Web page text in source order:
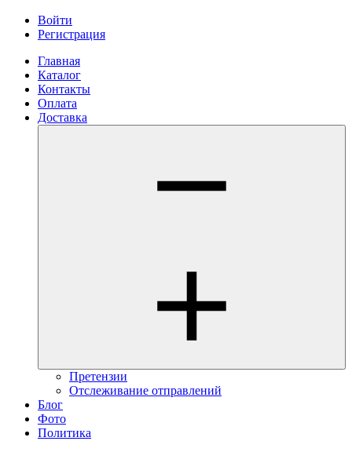
Войти
Регистрация
Главная
Каталог
Контакты
Оплата
Доставка
Претензии
Отслеживание отправлений
Блог
Фото
Политика